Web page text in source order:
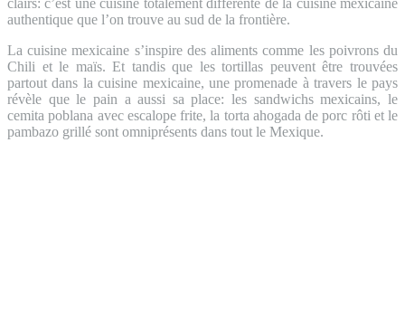
authentique que l’on trouve au sud de la frontière.
La cuisine mexicaine s’inspire des aliments comme les poivrons du
Chili et le maïs. Et tandis que les tortillas peuvent être trouvées
partout dans la cuisine mexicaine, une promenade à travers le pays
révèle que le pain a aussi sa place: les sandwichs mexicains, le
cemita poblana avec escalope frite, la torta ahogada de porc rôti et le
pambazo grillé sont omniprésents dans tout le Mexique.